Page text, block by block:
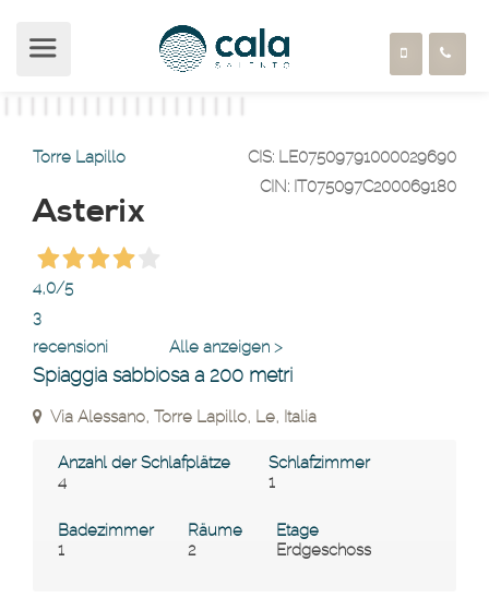
Torre Lapillo
CIS: LE07509791000029690
CIN: IT075097C200069180
Asterix
4,0/5
3
recensioni
Alle anzeigen >
Spiaggia sabbiosa a 200 metri
Via Alessano, Torre Lapillo, Le, Italia
Anzahl der Schlafplätze
4
Schlafzimmer
1
Badezimmer
1
Räume
2
Etage
Erdgeschoss